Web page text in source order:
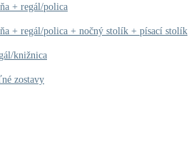
+ regál/polica
+ regál/polica + nočný stolík + písací stolík
knižnica
zostavy